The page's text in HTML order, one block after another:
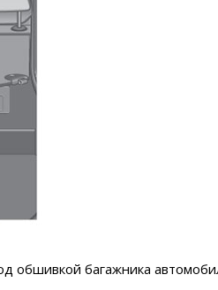
обшивкой багажника